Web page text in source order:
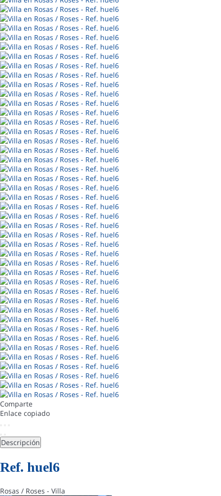
Comparte
Enlace copiado
Descripción
Ref. huel6
Rosas / Roses - Villa